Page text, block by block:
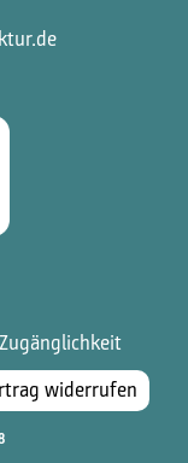
Zugänglichkeit
widerrufen